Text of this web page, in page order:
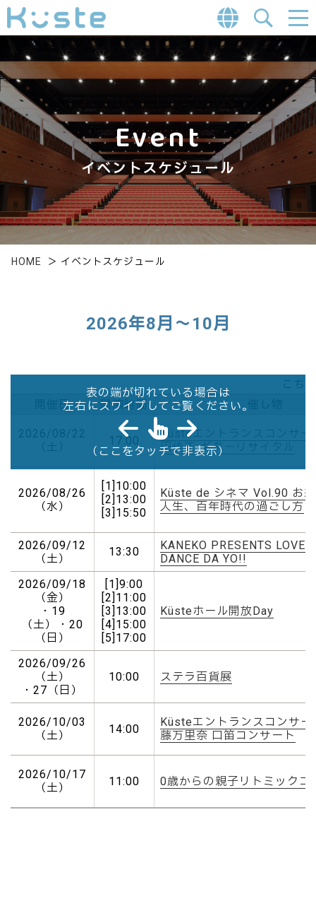
Event
イベントスケジュール
HOME ＞ イベントスケジュール
2026年8月～10月
表の端が切れている場合は
左右にスワイプしてご覧ください。
（ここをタッチで非表示）
こち
開催日
開演時間
2026/08/22
（土）
17:00
Küsteエントランスコンサ
田佳正 ギターリサイタル
2026/08/26
（水）
[1]10:00
[2]13:00
[3]15:50
Küste de シネマ Vol.90 お
人生、百年時代の過ごし方
2026/09/12
（土）
13:30
KANEKO PRESENTS LOVE
DANCE DA YO!!
2026/09/18
（金）
・19
（土）・20
（日）
[1]9:00
[2]11:00
[3]13:00
[4]15:00
[5]17:00
Küsteホール開放Day
2026/09/26
（土）
・27（日）
10:00 ステラ百貨展
2026/10/03
（土）
14:00
Küsteエントランスコンサ
藤万里奈 口笛コンサート
2026/10/17
（土）
11:00 0歳からの親子リトミックコ